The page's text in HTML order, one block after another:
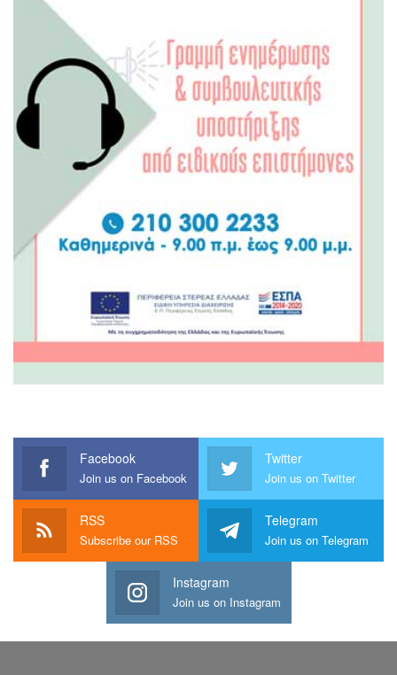
Facebook
Join us on Facebook
Twitter
Join us on Twitter
RSS
Subscribe our RSS
Telegram
Join us on Telegram
Instagram
Join us on Instagram